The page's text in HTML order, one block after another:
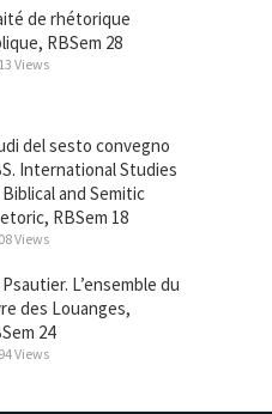
de rhétorique
RBSem 28
Views
del sesto convegno
International Studies
and Semitic
RBSem 18
Views
L’ensemble du
des Louanges,
24
Views